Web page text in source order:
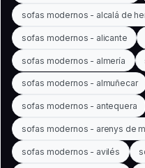
sofas modernos - alcalá de
sofas modernos - alicante
sofas modernos - almería
sofas modernos - almuñecar
sofas modernos - antequera
sofas modernos - arenys de
sofas modernos - avilés